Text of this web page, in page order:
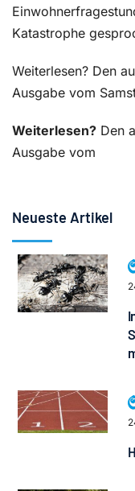
Katastrophe
Weiterlesen? Den
Ausgabe vom
Weiterlesen? Den
Ausgabe vom
Neueste Artikel